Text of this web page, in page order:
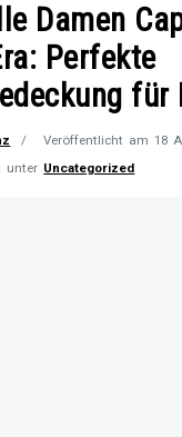
Damen
Perfekte
für
Veröffentlicht am18
unter Uncategorized